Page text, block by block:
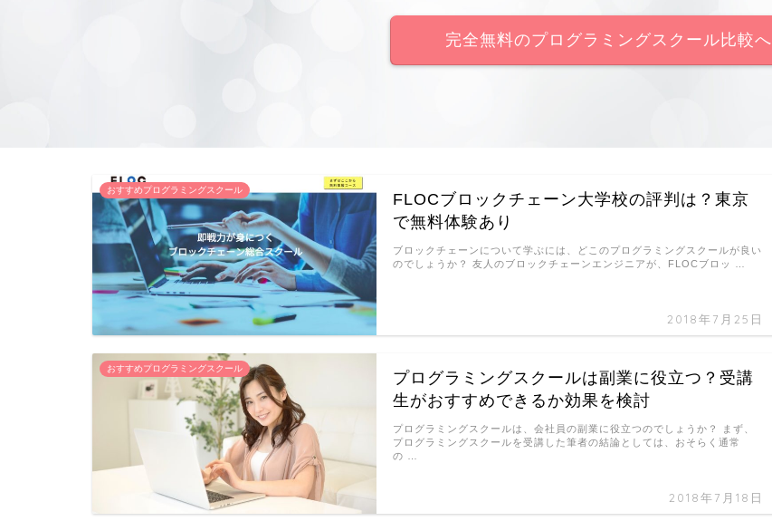
完全無料のプログラミングスクール比較へ
おすすめプログラミングスクール
FLOCブロックチェーン大学校の評判は？東京
で無料体験あり
2018年7月25日
ブロックチェーンについて学ぶには、どこのプログラミングスクールが良い
のでしょうか？ 友人のブロックチェーンエンジニアが、FLOCブロッ …
おすすめプログラミングスクール
プログラミングスクールは副業に役立つ？受講
生がおすすめできるか効果を検討
2018年7月18日
プログラミングスクールは、会社員の副業に役立つのでしょうか？ まず、
プログラミングスクールを受講した筆者の結論としては、おそらく通常
の …